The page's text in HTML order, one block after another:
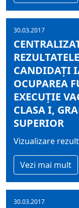
30.03.2017
CANDIDAŢI
OCUPAREA
EXECUŢIE
CLASA I,
SUPERIOR
Vizualizare
Vezi mai mult
30.03.2017